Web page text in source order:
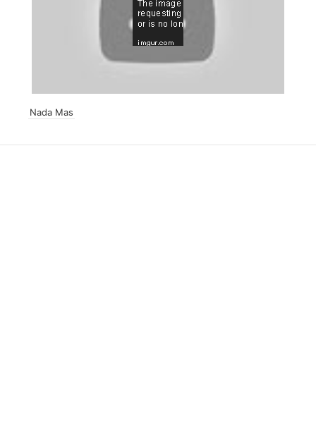
Nada Mas